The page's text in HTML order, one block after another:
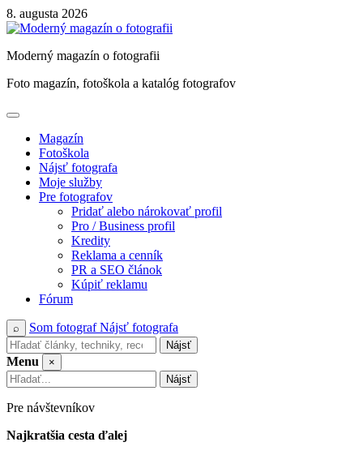
Skip
to
8. augusta 2026
Moderný magazín o fotografii
Foto magazín, fotoškola a katalóg fotografov
Magazín
Fotoškola
Nájsť fotografa
Moje služby
Pre fotografov
Pridať alebo nárokovať profil
Pro / Business profil
Kredity
Reklama a cenník
PR a SEO článok
Kúpiť reklamu
Fórum
⌕ Som fotografNájsť fotografa
Nájsť
Menu
×
Nájsť
Pre návštevníkov
Najkratšia cesta ďalej